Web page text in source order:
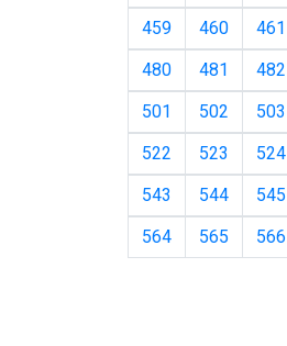
459
460 461
480
481 482
501
502 503
522
523 524
543
544 545
564
565 566